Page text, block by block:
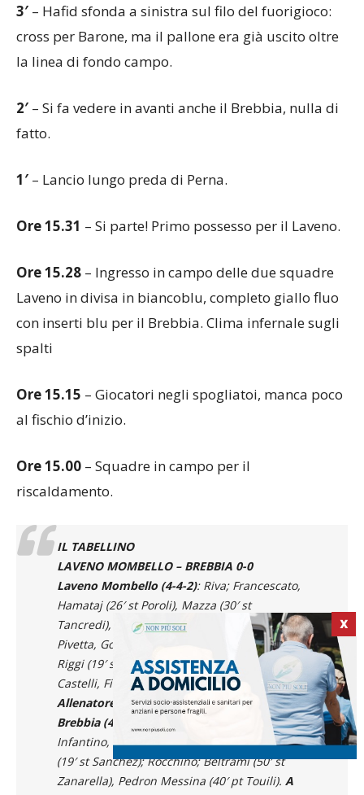
3′ – Hafid sfonda a sinistra sul filo del fuorigioco:
cross per Barone, ma il pallone era già uscito oltre
la linea di fondo campo.
2′ – Si fa vedere in avanti anche il Brebbia, nulla di
fatto.
1′ – Lancio lungo preda di Perna.
Ore 15.31 – Si parte! Primo possesso per il Laveno.
Ore 15.28 – Ingresso in campo delle due squadre
Laveno in divisa in biancoblu, completo giallo fluo
con inserti blu per il Brebbia. Clima infernale sugli
spalti
Ore 15.15 – Giocatori negli spogliatoi, manca poco
al fischio d’inizio.
Ore 15.00 – Squadre in campo per il
riscaldamento.
IL TABELLINO
LAVENO MOMBELLO – BREBBIA 0-0
Laveno Mombello (4-4-2): Riva; Francescato,
Hamataj (26′ st Poroli), Mazza (30′ st
Tancredi), Frascoli; Cerutti (34′ st Trani),
Pivetta, Golisciano (37′ st Laghezza), Barone;
Riggi (19′ st Leone), Hafid.A disposizione
Castelli, Fiori, Marzagora, Federici.
Allenatore
: Iori
Brebbia (4-3-1-2)
: Perna; Bezzolato, Corcella,
Infantino, Reale; De Carli, Giordano, Barbarito
(19′ st Sanchez); Rocchino; Beltrami (50′ st
Zanarella), Pedron Messina (40′ pt Touili). A
X